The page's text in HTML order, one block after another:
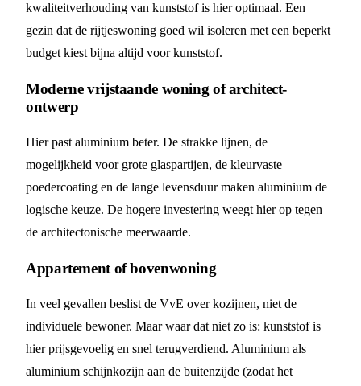
kwaliteitverhouding van kunststof is hier optimaal. Een
gezin dat de rijtjeswoning goed wil isoleren met een beperkt
budget kiest bijna altijd voor kunststof.
Moderne vrijstaande woning of architect-
ontwerp
Hier past aluminium beter. De strakke lijnen, de
mogelijkheid voor grote glaspartijen, de kleurvaste
poedercoating en de lange levensduur maken aluminium de
logische keuze. De hogere investering weegt hier op tegen
de architectonische meerwaarde.
Appartement of bovenwoning
In veel gevallen beslist de VvE over kozijnen, niet de
individuele bewoner. Maar waar dat niet zo is: kunststof is
hier prijsgevoelig en snel terugverdiend. Aluminium als
aluminium schijnkozijn aan de buitenzijde (zodat het